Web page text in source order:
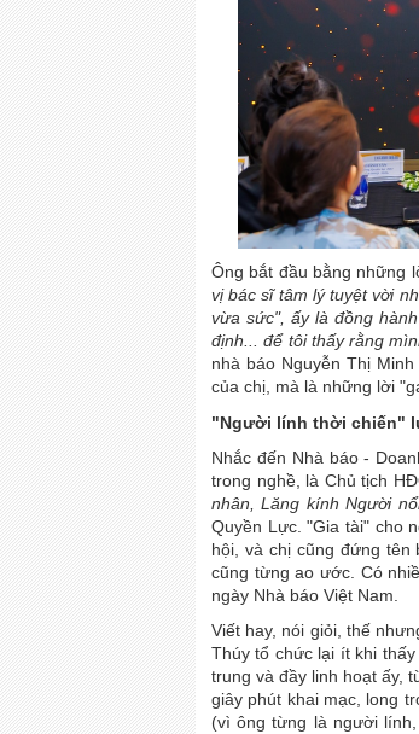
Ông bắt đầu bằng những
vị bác sĩ tâm lý tuyệt vời
vừa sức", ấy là đồng
định... để tôi thấy rằng
nhà báo Nguyễn Thị
của chị, mà là những lời
"Người lính thời chiến"
Nhắc đến Nhà báo -
trong nghề, là Chủ tịch
nhân, Lăng kính Người
Quyền Lực. "Gia tài" cho
hội, và chị cũng đứng tên
cũng từng ao ước. Có
ngày Nhà báo Việt Nam.
Viết hay, nói giỏi, thế
Thúy tổ chức lại ít khi
trung và đầy linh hoạt ấy,
giây phút khai mạc, long
(vì ông từng là người